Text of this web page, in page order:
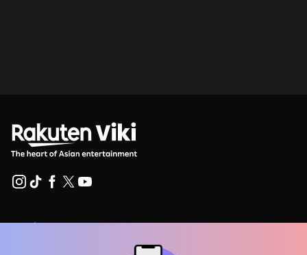
ヘルプセンター